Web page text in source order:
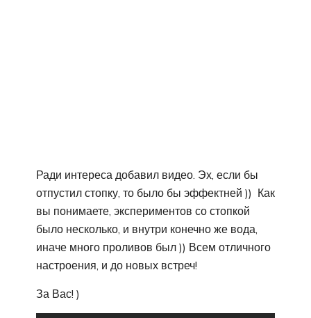
Ради интереса добавил видео. Эх, если бы
отпустил стопку, то было бы эффектней )) Как
вы понимаете, экспериментов со стопкой
было несколько, и внутри конечно же вода,
иначе много проливов был )) Всем отличного
настроения, и до новых встреч!
За Вас! )